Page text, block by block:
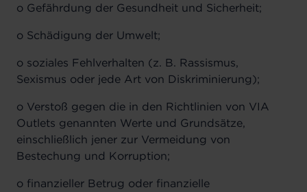
o Gefährdung der Gesundheit und Sicherheit;
o Schädigung der Umwelt;
o soziales Fehlverhalten (z. B. Rassismus,
Sexismus oder jede Art von Diskriminierung);
o Verstoß gegen die in den Richtlinien von VIA
Outlets genannten Werte und Grundsätze,
einschließlich jener zur Vermeidung von
Bestechung und Korruption;
o finanzieller Betrug oder finanzielle